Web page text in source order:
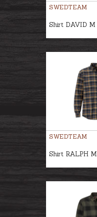
SWEDTEAM
Shirt DAVID M
SWEDTEAM
Shirt RALPH M